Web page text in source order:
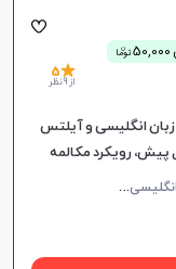
توما
ن
5
از 9 نظر
زبان انگلیسی و آیلتس
نمره ۷.۵، تجربه تدریس زبان از ۷ سال پیش، رویکرد مکالمه
م
کالمه زبان انگلیسی، زبان انگلیسی عمومی، گرامر زبان انگلیسی، زبان انگلیسی تجاری، زبان انگلیسی آمریکایی، زبان انگلیسی هفتم دبیرستان، زبان انگلیسی هشتم دبیرستان، زبان انگلیسی نهم دبیرستان، زبان انگلیسی دهم دبیرستان، زبان انگلیسی یازدهم دبیرستان، زبان انگلیسی دوازدهم دبیرستان، زبان انگلیسی کودکان، آیلتس، تافل